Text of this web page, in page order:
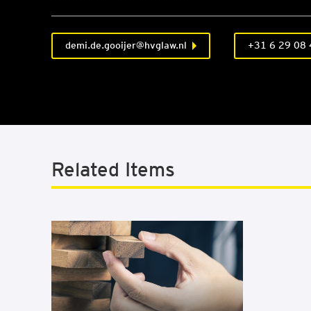
demi.de.gooijer@hvglaw.nl +31 6 29 08
Related Items